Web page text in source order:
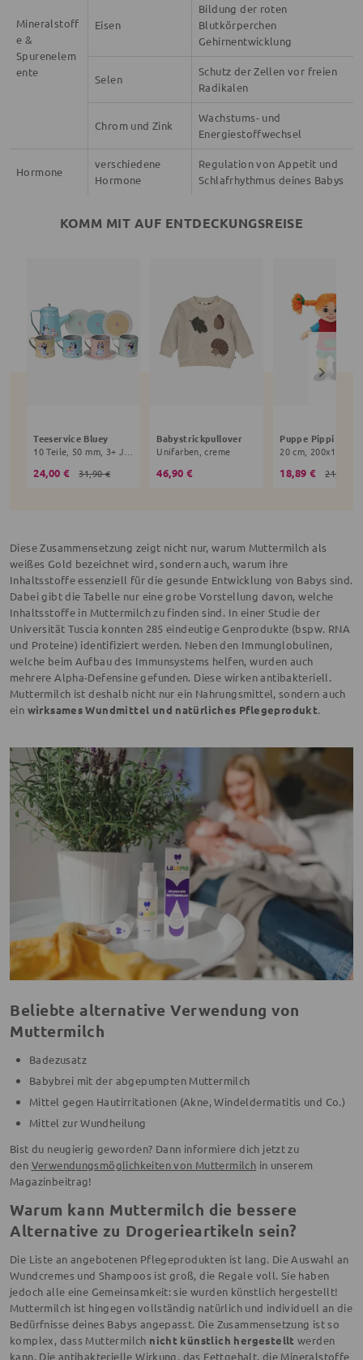
Mineralstoff
e &
Spurenelem
ente
Eisen
Bildung der roten
Blutkörperchen
Gehirnentwicklung
Selen
Schutz der Zellen vor freien
Radikalen
Chrom und Zink
Wachstums- und
Energiestoffwechsel
Hormone
verschiedene
Hormone
Regulation von Appetit und
Schlafrhythmus deines Babys
KOMM MIT AUF ENTDECKUNGSREISE
Teeservice Bluey
24,00 € 31,90 €
Babystrickpullover
Unifarben, creme
46,90 € 18,89 € 21,90 €
Diese Zusammensetzung zeigt nicht nur, warum Muttermilch als
weißes Gold bezeichnet wird, sondern auch, warum ihre
Inhaltsstoffe essenziell für die gesunde Entwicklung von Babys sind.
Dabei gibt die Tabelle nur eine grobe Vorstellung davon, welche
Inhaltsstoffe in Muttermilch zu finden sind. In einer Studie der
Universität Tuscia konnten 285 eindeutige Genprodukte (bspw. RNA
und Proteine) identifiziert werden. Neben den Immunglobulinen,
welche beim Aufbau des Immunsystems helfen, wurden auch
mehrere Alpha-Defensine gefunden. Diese wirken antibakteriell.
Muttermilch ist deshalb nicht nur ein Nahrungsmittel, sondern auch
ein wirksames Wundmittel und natürliches Pflegeprodukt.
Beliebte alternative Verwendung von
Muttermilch
Badezusatz
Babybrei mit der abgepumpten Muttermilch
Mittel gegen Hautirritationen (Akne, Windeldermatitis und Co.)
Mittel zur Wundheilung
Bist du neugierig geworden? Dann informiere dich jetzt zu
den Verwendungsmöglichkeiten von Muttermilch in unserem
Magazinbeitrag!
Warum kann Muttermilch die bessere
Alternative zu Drogerieartikeln sein?
Die Liste an angebotenen Pflegeprodukten ist lang. Die Auswahl an
Wundcremes und Shampoos ist groß, die Regale voll. Sie haben
jedoch alle eine Gemeinsamkeit: sie wurden künstlich hergestellt!
Muttermilch ist hingegen vollständig natürlich und individuell an die
Bedürfnisse deines Babys angepasst. Die Zusammensetzung ist so
komplex, dass Muttermilch nicht künstlich hergestellt werden
kann. Die antibakterielle Wirkung, das Fettgehalt, die Mineralstoffe